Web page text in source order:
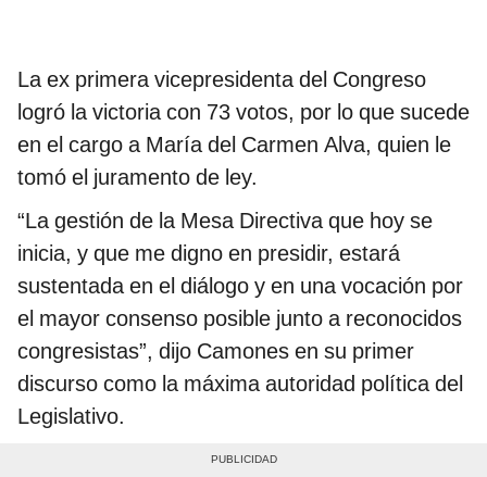
La ex primera vicepresidenta del Congreso
logró la victoria con 73 votos, por lo que sucede
en el cargo a María del Carmen Alva, quien le
tomó el juramento de ley.
“La gestión de la Mesa Directiva que hoy se
inicia, y que me digno en presidir, estará
sustentada en el diálogo y en una vocación por
el mayor consenso posible junto a reconocidos
congresistas”, dijo Camones en su primer
discurso como la máxima autoridad política del
Legislativo.